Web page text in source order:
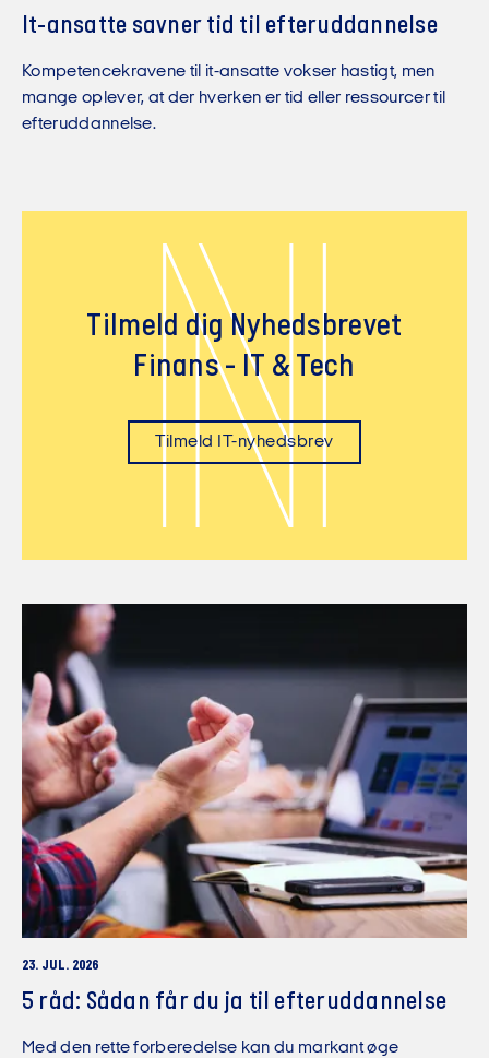
It-ansatte savner tid til efteruddannelse
Kompetencekravene til it-ansatte vokser hastigt, men
mange oplever, at der hverken er tid eller ressourcer til
efteruddannelse.
N
Tilmeld dig Nyhedsbrevet
Finans - IT & Tech
Tilmeld IT-nyhedsbrev
23. JUL. 2026
5 råd: Sådan får du ja til efteruddannelse
Med den rette forberedelse kan du markant øge